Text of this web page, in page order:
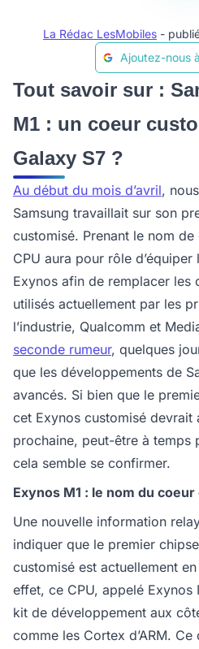
La Rédac LesMobiles -
Ajoutez-nous
Tout savoir sur :
M1 : un coeur
Galaxy S7 ?
Au début du mois d’avril,
Samsung travaillait sur son
customisé. Prenant le nom
CPU aura pour rôle
Exynos afin de remplacer les
utilisés actuellement par les
l’industrie, Qualcomm et
seconde rumeur, quelques
que les développements de
avancés. Si bien que le
cet Exynos customisé devrait
prochaine, peut-être à temps
cela semble se confirmer.
Exynos M1 : le nom du
Une nouvelle information
indiquer que le premier
customisé est actuellement
effet, ce CPU, appelé Exynos
kit de développement aux
comme les Cortex d’ARM.